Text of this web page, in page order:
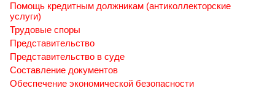
Помощь кредитным должникам (антиколлекторские
услуги)
Трудовые споры
Представительство
Представительство в суде
Составление документов
Обеспечение экономической безопасности